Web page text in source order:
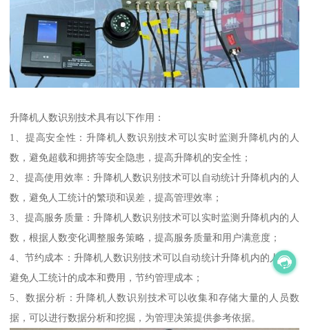
升降机人数识别技术具有以下作用：
1、提高安全性：升降机人数识别技术可以实时监测升降机内的人
数，避免超载和拥挤等安全隐患，提高升降机的安全性；
2、提高使用效率：升降机人数识别技术可以自动统计升降机内的人
数，避免人工统计的繁琐和误差，提高管理效率；
3、提高服务质量：升降机人数识别技术可以实时监测升降机内的人
数，根据人数变化调整服务策略，提高服务质量和用户满意度；
4、节约成本：升降机人数识别技术可以自动统计升降机内的人数，
避免人工统计的成本和费用，节约管理成本；
5、数据分析：升降机人数识别技术可以收集和存储大量的人员数
据，可以进行数据分析和挖掘，为管理决策提供参考依据。